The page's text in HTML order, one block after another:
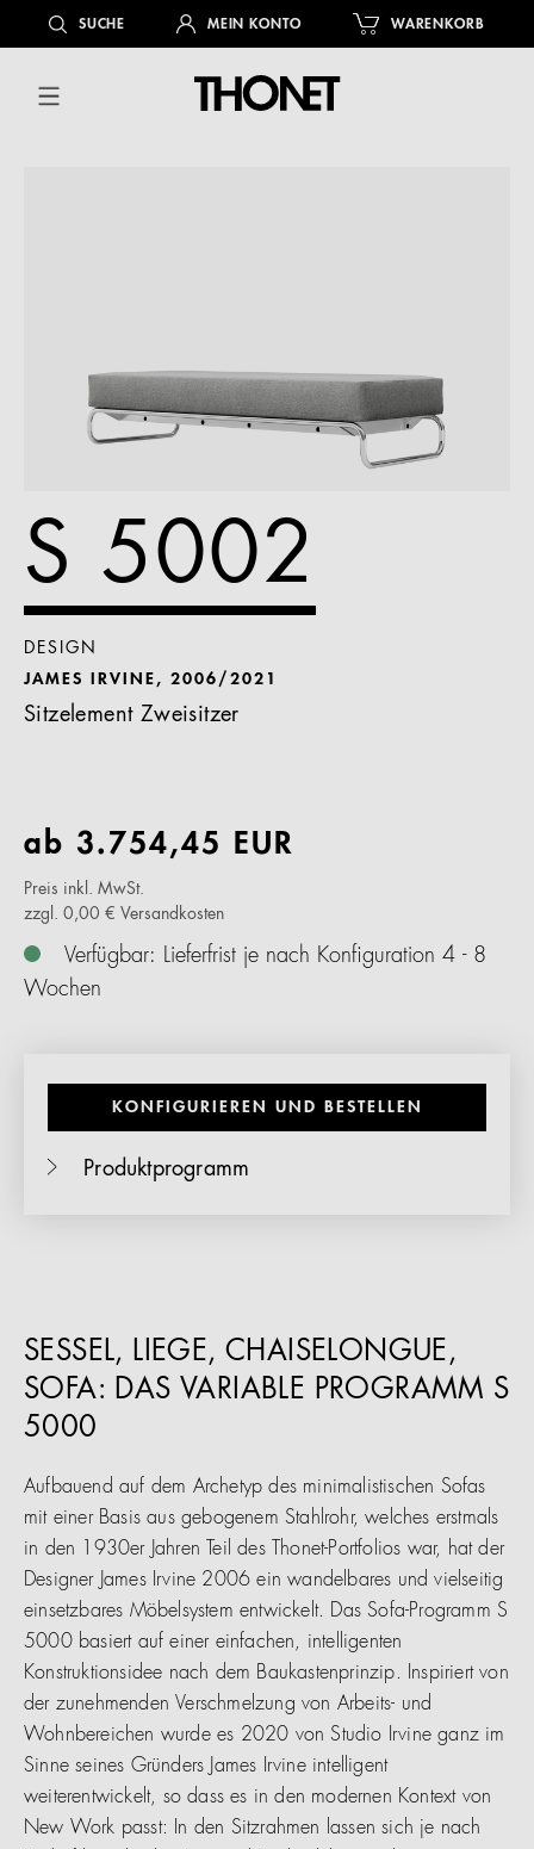
springenSUCHE MEIN KONTO WARENKORB
S 5002
DESIGN
JAMES IRVINE, 2006/2021
Sitzelement Zweisitzer
ab 3.754,45 EUR
Preis inkl. MwSt.
zzgl. 0,00 € Versandkosten
Verfügbar: Lieferfrist je nach Konfiguration 4 - 8
Wochen
KONFIGURIEREN UND BESTELLEN
Produktprogramm
SESSEL, LIEGE, CHAISELONGUE,
SOFA: DAS VARIABLE PROGRAMM S
5000
Aufbauend auf dem Archetyp des minimalistischen Sofas
mit einer Basis aus gebogenem Stahlrohr, welches erstmals
in den 1930er Jahren Teil des Thonet-Portfolios war, hat der
Designer James Irvine 2006 ein wandelbares und vielseitig
einsetzbares Möbelsystem entwickelt. Das Sofa-Programm S
5000 basiert auf einer einfachen, intelligenten
Konstruktionsidee nach dem Baukastenprinzip. Inspiriert von
der zunehmenden Verschmelzung von Arbeits- und
Wohnbereichen wurde es 2020 von Studio Irvine ganz im
Sinne seines Gründers James Irvine intelligent
weiterentwickelt, so dass es in den modernen Kontext von
New Work passt: In den Sitzrahmen lassen sich je nach